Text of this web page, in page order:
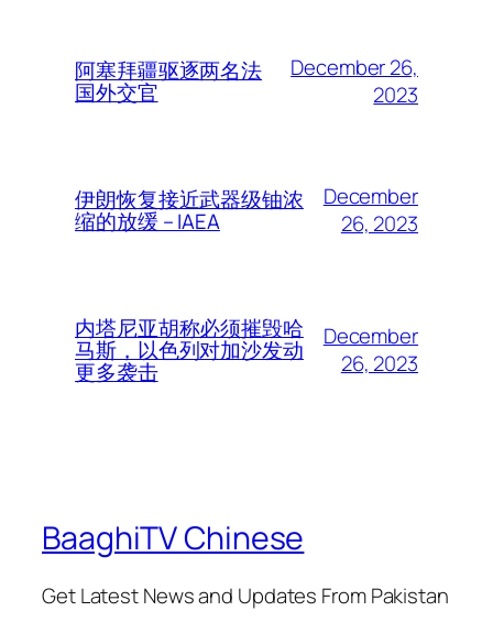
阿塞拜疆驱逐两名法
国外交官
December 26,
2023
伊朗恢复接近武器级铀浓
缩的放缓 – IAEA
December
26, 2023
内塔尼亚胡称必须摧毁哈
马斯，以色列对加沙发动
更多袭击
December
26, 2023
BaaghiTV Chinese
Get Latest News and Updates From Pakistan